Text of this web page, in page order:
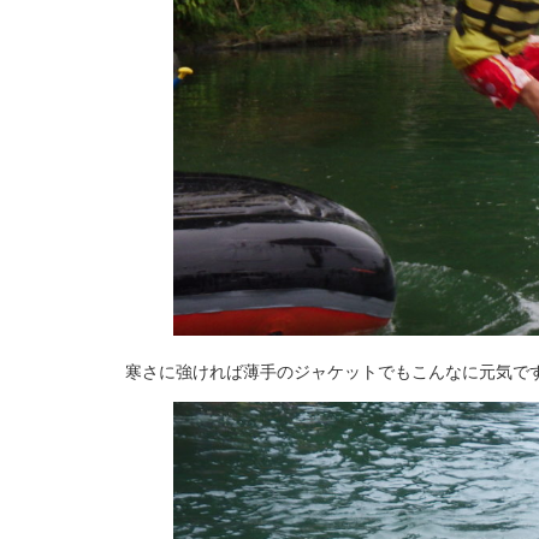
寒さに強ければ薄手のジャケットでもこんなに元気で